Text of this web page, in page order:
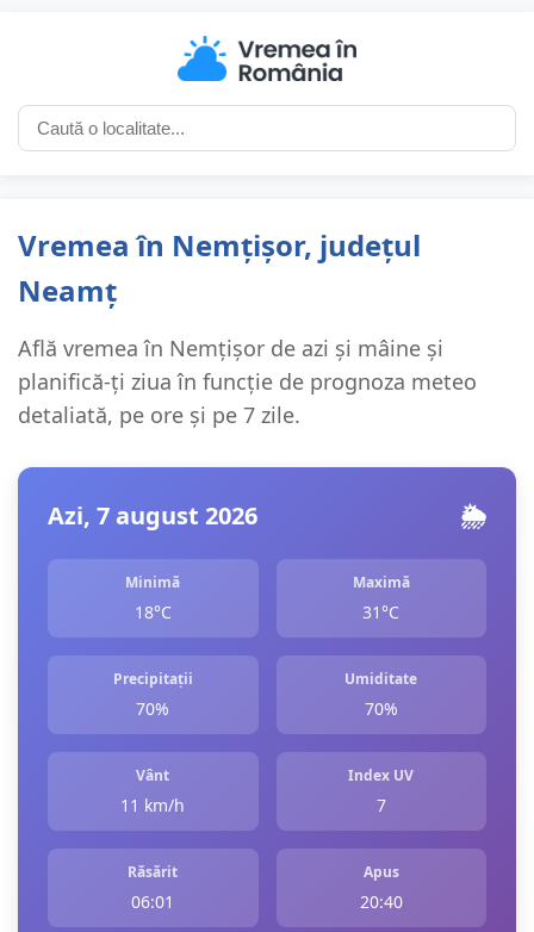
Vremea în Nemțișor, județul
Neamț
Află vremea în Nemțișor de azi și mâine și
planifică-ți ziua în funcție de prognoza meteo
detaliată, pe ore și pe 7 zile.
Azi, 7 august 2026 🌦️
Minimă
18°C
Maximă
31°C
Precipitații
70%
Umiditate
70%
Vânt
11 km/h
Index UV
7
Răsărit
06:01
Apus
20:40